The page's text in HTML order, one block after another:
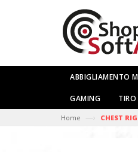
ABBIGLIAMENTO
GAMING TIRO
Home —› CHEST